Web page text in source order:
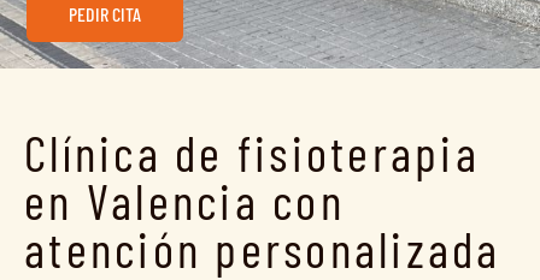
PEDIR CITA
Clínica de fisioterapia
en Valencia con
atención personalizada